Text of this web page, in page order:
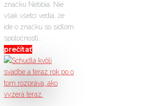
značku Nebbia. Nie
však všetci vedia, že
ide o značku so sídlom
spoločnosti…
prečítať